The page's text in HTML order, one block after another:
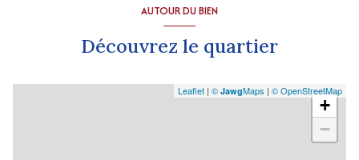
AUTOUR DU BIEN
Découvrez le quartier
+
−
Leaflet | © JawgMaps | © OpenStreetMap